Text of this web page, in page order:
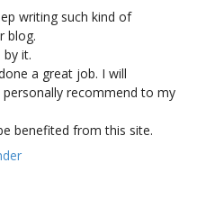
writing such kind of
blog.
by it.
a great job. I will
recommend to my
benefited from this site.